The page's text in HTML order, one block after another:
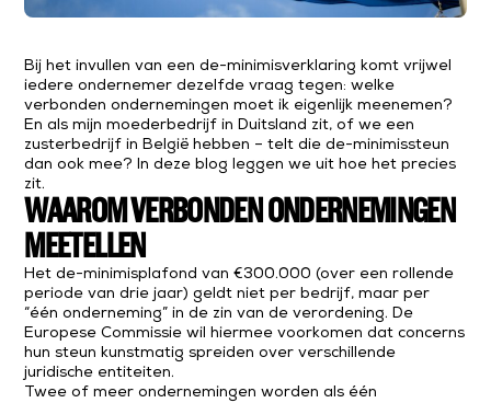
Bij het invullen van een de-minimisverklaring komt vrijwel
iedere ondernemer dezelfde vraag tegen: welke
verbonden ondernemingen moet ik eigenlijk meenemen?
En als mijn moederbedrijf in Duitsland zit, of we een
zusterbedrijf in België hebben – telt die de-minimissteun
dan ook mee? In deze blog leggen we uit hoe het precies
zit.
WAAROM VERBONDEN ONDERNEMINGEN
MEETELLEN
Het de-minimisplafond van €300.000 (over een rollende
periode van drie jaar) geldt niet per bedrijf, maar per
“één onderneming” in de zin van de verordening. De
Europese Commissie wil hiermee voorkomen dat concerns
hun steun kunstmatig spreiden over verschillende
juridische entiteiten.
Twee of meer ondernemingen worden als één